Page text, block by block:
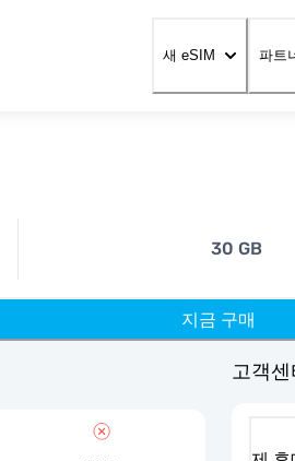
새 eSIM 파트
30 GB
지금 구매
고객센